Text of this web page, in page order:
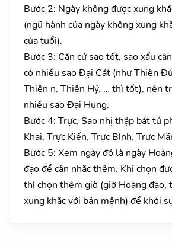
Bước 2: Ngày không được xung
(ngũ hành của ngày không xung
của tuổi).
Bước 3: Căn cứ sao tốt, sao xấu
có nhiều sao Đại Cát (như Thiên
Thiên n, Thiên Hỷ, … thì tốt), nên
nhiều sao Đại Hung.
Bước 4: Trực, Sao nhị thập bát tú
Khai, Trực Kiến, Trực Bình, Trực
Bước 5: Xem ngày đó là ngày
đạo để cân nhắc thêm. Khi chọn
thì chọn thêm giờ (giờ Hoàng đạo,
xung khắc với bản mệnh) để khởi